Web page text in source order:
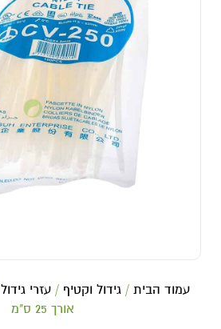
עמוד הבית / גידול וקטיף / עזרי גידול
אורך 25 ס"מ